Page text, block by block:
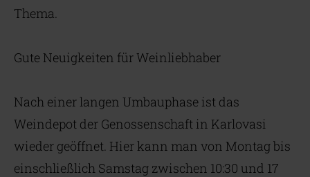
Thema.
Gute Neuigkeiten für Weinliebhaber
Nach einer langen Umbauphase ist das
Weindepot der Genossenschaft in Karlovasi
wieder geöffnet. Hier kann man von Montag bis
einschließlich Samstag zwischen 10:30 und 17